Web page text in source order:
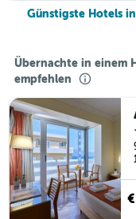
Günstigste Hotels
Übernachte in einem
empfehlen